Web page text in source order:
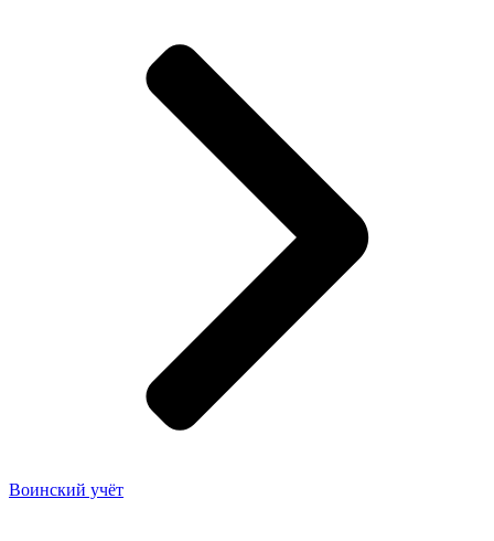
Воинский учёт